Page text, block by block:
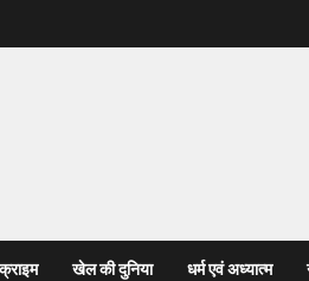
क्राइम खेल की दुनिया धर्म एवं अध्यात्म